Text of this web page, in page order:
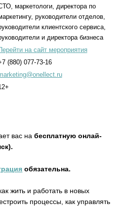
маркетологи, директора по
руководители отделов,
клиентского сервиса,
и директора бизнеса
на сайт мероприятия
(880) 077-73-16
вас набесплатную онлай-
обязательна.
жить и работать в новых
процессы, как управлять